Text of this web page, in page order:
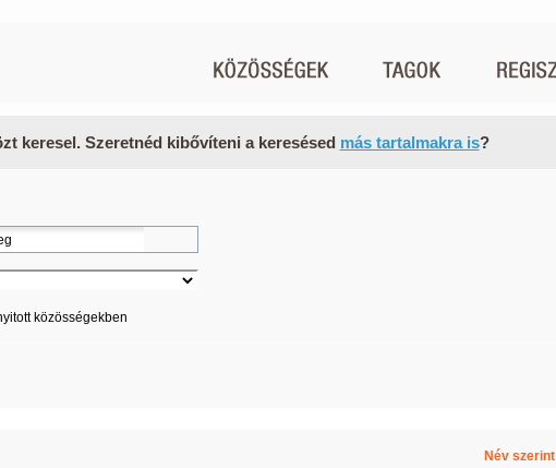
keresel. Szeretnéd kibővíteni a keresésed más tartalmakra is?
közösségekben
Név szerint